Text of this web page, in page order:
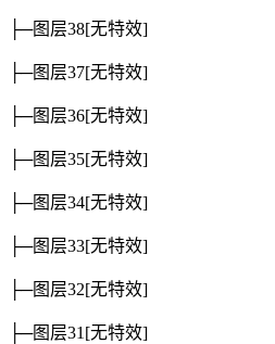
├─图层38[无特效]
├─图层37[无特效]
├─图层36[无特效]
├─图层35[无特效]
├─图层34[无特效]
├─图层33[无特效]
├─图层32[无特效]
├─图层31 [无特效]